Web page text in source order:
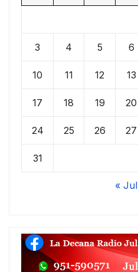
3 4 5 6
10 11 12 13
17 18 19 20
24 25 26 27
31
« Jul